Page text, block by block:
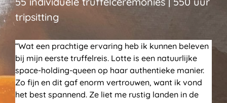
tripsitting
“Wat een prachtige ervaring heb ik kunnen beleven
bij mijn eerste truffelreis. Lotte is een natuurlijke
space-holding-queen op haar authentieke manier.
Zo fijn en dit gaf enorm vertrouwen, want ik vond
het best spannend. Ze liet me rustig landen in de